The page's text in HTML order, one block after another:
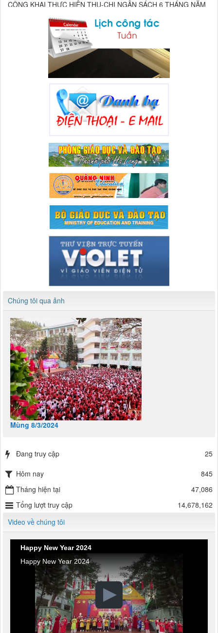
2026
Lượt xem:85 | lượt tải:34
Chúng tôi qua ảnh
Mùng 8/3/2024
Đang truy cập 25
Hôm nay
845
Tháng hiện tại
47,086
Tổng lượt truy cập
14,678,162
Video về chúng tôi
Happy New Year 2024
Happy New Year 2024